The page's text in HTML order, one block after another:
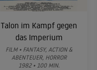
Talon im Kampf gegen
das Imperium
FILM • FANTASY, ACTION &
ABENTEUER, HORROR
1982 • 100 MIN.